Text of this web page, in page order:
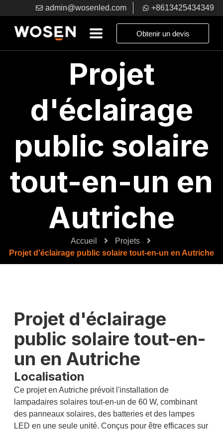
admin@wosenled.com +8613425434349
Obtenir un devis
Projet
d'éclairage
public solaire
tout-en-un en
Autriche
Accueil
Projets
Projet d'éclairage public solaire tout-en-un en Autriche
Projet d'éclairage
public solaire tout-en-
un en Autriche
Localisation
Ce projet en Autriche prévoit l'installation de
lampadaires solaires tout-en-un de 60 W, combinant
des panneaux solaires, des batteries et des lampes
LED en une seule unité. Conçus pour être efficaces sur